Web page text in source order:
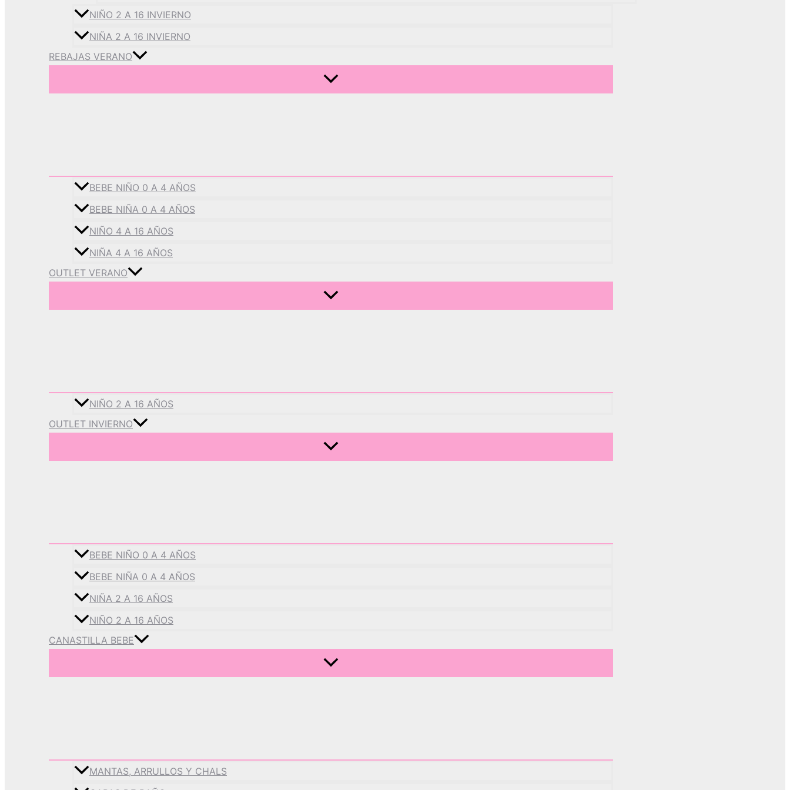
NIÑO 2 A 16 INVIERNO
NIÑA 2 A 16 INVIERNO
REBAJAS VERANO
BEBE NIÑO 0 A 4 AÑOS
BEBE NIÑA 0 A 4 AÑOS
NIÑO 4 A 16 AÑOS
NIÑA 4 A 16 AÑOS
OUTLET VERANO
NIÑO 2 A 16 AÑOS
OUTLET INVIERNO
BEBE NIÑO 0 A 4 AÑOS
BEBE NIÑA 0 A 4 AÑOS
NIÑA 2 A 16 AÑOS
NIÑO 2 A 16 AÑOS
CANASTILLA BEBE
MANTAS, ARRULLOS Y CHALS